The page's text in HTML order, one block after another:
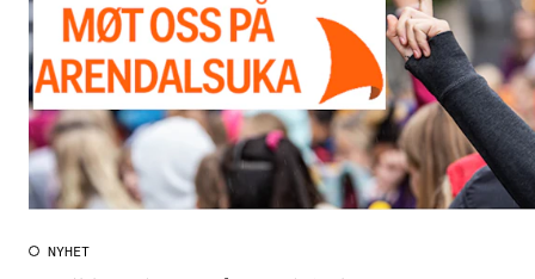
NYHET